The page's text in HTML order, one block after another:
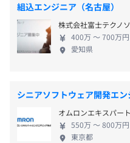
た教育研修を行ってきた
トウェア事業においても研
入社後はおよそ3カ月間、
を用意しています。内容
習熟できます。また、想
カスタマイズした内容の
対応可能なエンジニアと
JR各線、都営大江戸線「
賞与：年2回あり（8月、翌
昇給：年1回
社会保険完備（健康保険
保険・介護保険）、団体
組込エンジニア（名古屋）
株式会社富士テクノ
400万 〜 700万円
愛知県
シニアソフトウェア開発エ
オムロンエキスパー
550万 〜 800万円
東京都